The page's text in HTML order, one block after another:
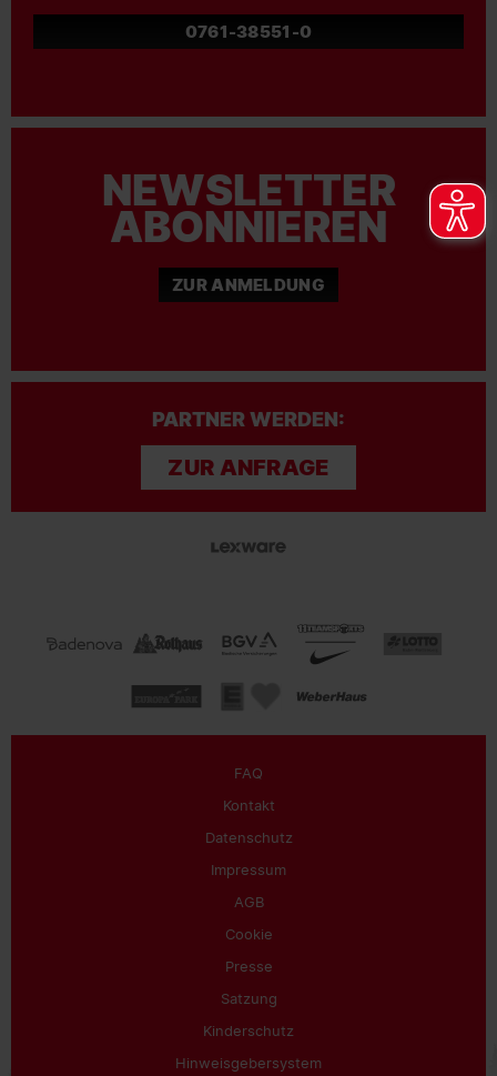
0761-38551-0
NEWSLETTER
ABONNIEREN
ZUR ANMELDUNG
PARTNER WERDEN:
ZUR ANFRAGE
FAQ
Kontakt
Datenschutz
Impressum
AGB
Cookie
Presse
Satzung
Kinderschutz
Hinweisgebersystem